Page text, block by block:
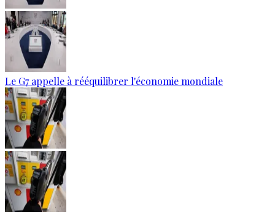
Le G7 appelle à rééquilibrer l'économie mondiale